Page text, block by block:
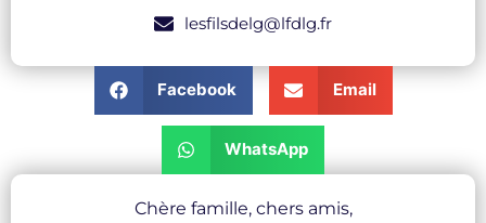
Chère famille, chers amis,
lesfilsdelg@lfdlg.fr
Facebook Email
WhatsApp